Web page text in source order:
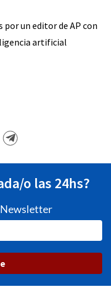
un editor de AP con
artificial
o las 24hs?